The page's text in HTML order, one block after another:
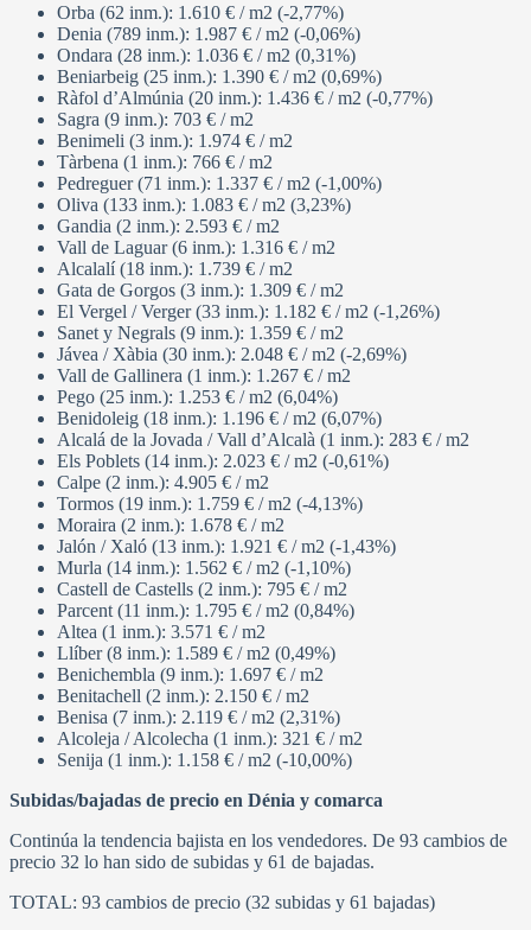
Orba (62 inm.): 1.610 € / m2 (-2,77%)
Denia (789 inm.): 1.987 € / m2 (-0,06%)
Ondara (28 inm.): 1.036 € / m2 (0,31%)
Beniarbeig (25 inm.): 1.390 € / m2 (0,69%)
Ràfol d’Almúnia (20 inm.): 1.436 € / m2 (-0,77%)
Sagra (9 inm.): 703 € / m2
Benimeli (3 inm.): 1.974 € / m2
Tàrbena (1 inm.): 766 € / m2
Pedreguer (71 inm.): 1.337 € / m2 (-1,00%)
Oliva (133 inm.): 1.083 € / m2 (3,23%)
Gandia (2 inm.): 2.593 € / m2
Vall de Laguar (6 inm.): 1.316 € / m2
Alcalalí (18 inm.): 1.739 € / m2
Gata de Gorgos (3 inm.): 1.309 € / m2
El Vergel / Verger (33 inm.): 1.182 € / m2 (-1,26%)
Sanet y Negrals (9 inm.): 1.359 € / m2
Jávea / Xàbia (30 inm.): 2.048 € / m2 (-2,69%)
Vall de Gallinera (1 inm.): 1.267 € / m2
Pego (25 inm.): 1.253 € / m2 (6,04%)
Benidoleig (18 inm.): 1.196 € / m2 (6,07%)
Alcalá de la Jovada / Vall d’Alcalà (1 inm.): 283 € / m2
Els Poblets (14 inm.): 2.023 € / m2 (-0,61%)
Calpe (2 inm.): 4.905 € / m2
Tormos (19 inm.): 1.759 € / m2 (-4,13%)
Moraira (2 inm.): 1.678 € / m2
Jalón / Xaló (13 inm.): 1.921 € / m2 (-1,43%)
Murla (14 inm.): 1.562 € / m2 (-1,10%)
Castell de Castells (2 inm.): 795 € / m2
Parcent (11 inm.): 1.795 € / m2 (0,84%)
Altea (1 inm.): 3.571 € / m2
Llíber (8 inm.): 1.589 € / m2 (0,49%)
Benichembla (9 inm.): 1.697 € / m2
Benitachell (2 inm.): 2.150 € / m2
Benisa (7 inm.): 2.119 € / m2 (2,31%)
Alcoleja / Alcolecha (1 inm.): 321 € / m2
Senija (1 inm.): 1.158 € / m2 (-10,00%)
Subidas/bajadas de precio en Dénia y comarca
Continúa la tendencia bajista en los vendedores. De 93 cambios de
precio 32 lo han sido de subidas y 61 de bajadas.
TOTAL: 93 cambios de precio (32 subidas y 61 bajadas)